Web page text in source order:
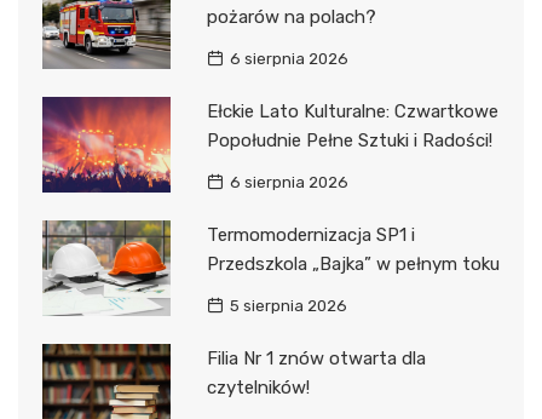
pożarów na polach?
6 sierpnia 2026
Ełckie Lato Kulturalne: Czwartkowe
Popołudnie Pełne Sztuki i Radości!
6 sierpnia 2026
Termomodernizacja SP1 i
Przedszkola „Bajka” w pełnym toku
5 sierpnia 2026
Filia Nr 1 znów otwarta dla
czytelników!